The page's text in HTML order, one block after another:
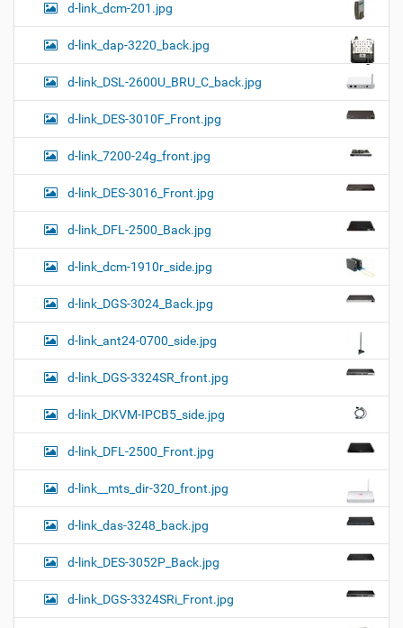
d-link_dcm-201.jpg
d-link_dap-3220_back.jpg
d-link_DSL-2600U_BRU_C_back.jpg
d-link_DES-3010F_Front.jpg
d-link_7200-24g_front.jpg
d-link_DES-3016_Front.jpg
d-link_DFL-2500_Back.jpg
d-link_dcm-1910r_side.jpg
d-link_DGS-3024_Back.jpg
d-link_ant24-0700_side.jpg
d-link_DGS-3324SR_front.jpg
d-link_DKVM-IPCB5_side.jpg
d-link_DFL-2500_Front.jpg
d-link__mts_dir-320_front.jpg
d-link_das-3248_back.jpg
d-link_DES-3052P_Back.jpg
d-link_DGS-3324SRi_Front.jpg